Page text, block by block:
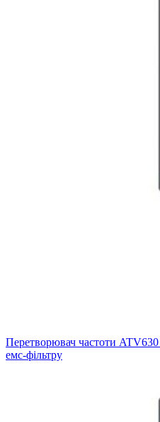
Перетворювач частоти
емс-фільтру